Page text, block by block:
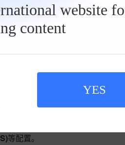
website
content
YES
1.6L 运营型 110L 8座 CNG采用
(MT)变速箱。必定带来令人难以
膝部气囊、HUD抬头显示、
牵引力控制
无线充电 、夜视系统、LED日间
等配置。